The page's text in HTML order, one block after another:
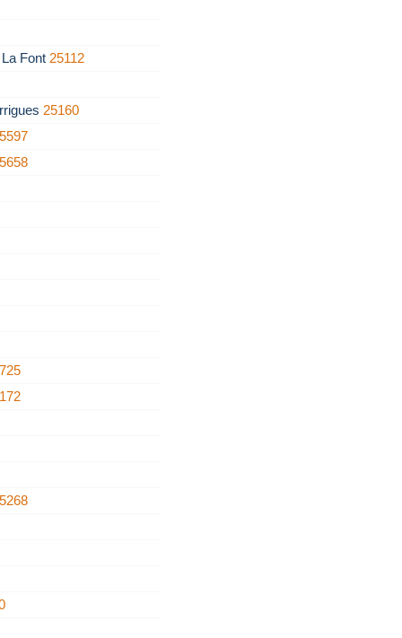
Font 25112
25160